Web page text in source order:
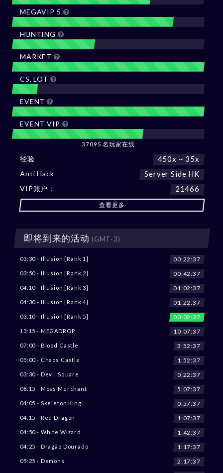
MEGAVIP 5
HUNTING
MARKET
CS, LOT
EVENT
EVENT VIP
37095 名玩家在线
经验 450x ~ 35x
Anti Hack Server Side HK
VIP账户： 21466
查看更多
即将到来的活动 (GMT-3)
03:30 - Illusion [Rank 1] 00:22:36
03:50 - Illusion [Rank 2] 00:42:36
04:10 - Illusion [Rank 3] 01:02:36
04:30 - Illusion [Rank 4] 01:22:36
03:10 - Illusion [Rank 5] 00:02:36
13:15 - MEGADROP 10:07:36
07:00 - Blood Castle 3:52:36
05:00 - Chaos Castle 1:52:36
03:30 - Devil Square 0:22:36
08:15 - Moss Merchant 5:07:36
04:05 - Skeleton King 0:57:36
04:15 - Red Dragon 1:07:36
04:50 - White Wizard 1:42:36
04:25 - Dragão Dourado 1:17:36
05:25 - Demons 2:17:36